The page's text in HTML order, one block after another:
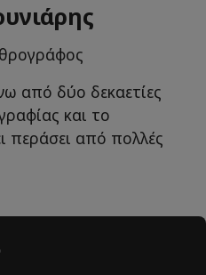
από δύο δεκαετίες
και το
περάσει από πολλές